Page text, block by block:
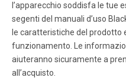
Pagina 7
12 11 Preparación de carne •
picar para procesar carne,
mm (1 pulg). No se debe
l’apparecchio soddisfa le tue
segenti del manuali d’uso
le caratteristiche del prodotto
funzionamento. Le
aiuteranno sicuramente a
all’acquisto.